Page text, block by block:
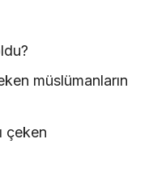
müslümanların
çeken